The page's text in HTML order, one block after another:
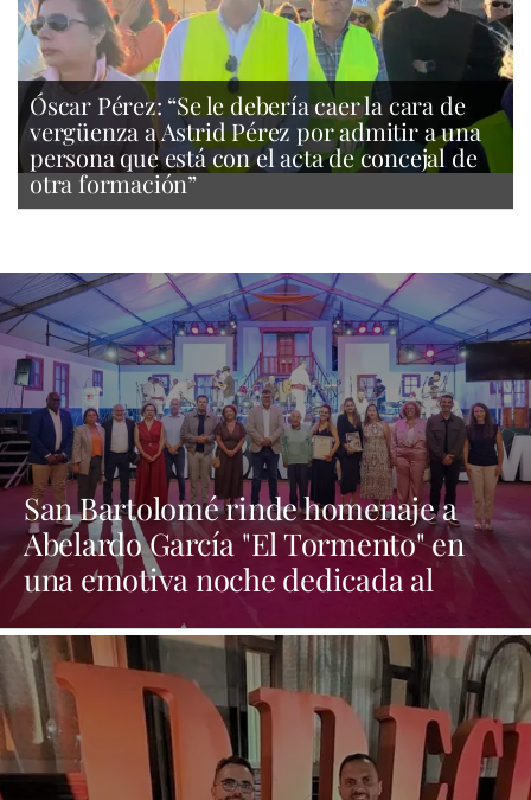
Óscar Pérez: “Se le debería caer la cara de
vergüenza a Astrid Pérez por admitir a una
persona que está con el acta de concejal de
otra formación”
San Bartolomé rinde homenaje a
Abelardo García "El Tormento" en
una emotiva noche dedicada al
folclore canario